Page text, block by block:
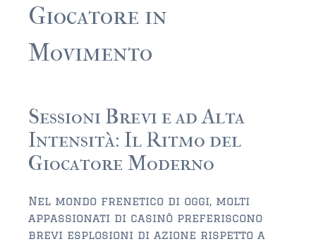
JACKSONVILLE
$150,000 and down
$350,000=$500,000
$500,000 -$750.000
$750,000 – $1,000,000
$2,000,000 -$3,000,000
$2,000,000 and up
Giocatore in
Movimento
Sessioni Brevi e ad Alta
Intensità: Il Ritmo del
Giocatore Moderno
Nel mondo frenetico di oggi, molti
appassionati di casinò preferiscono
brevi esplosioni di azione rispetto a